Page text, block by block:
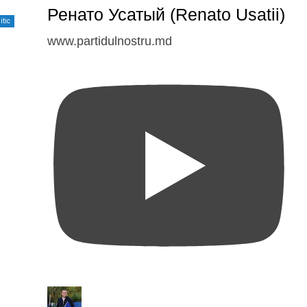
Ренато Усатый (Renato Usatii)
www.partidulnostru.md